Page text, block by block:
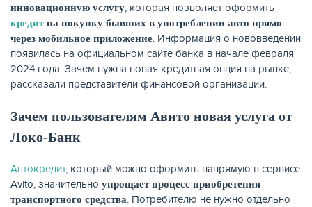
КАРТЫ
инновационную услугу , которая позволяет оформить
кредитна покупку бывших в употреблении авто прямо
через мобильное приложение . Информация о нововведении
появилась на официальном сайте банка в начале февраля
2024 года. Зачем нужна новая кредитная опция на рынке,
рассказали представители финансовой организации.
Зачем пользователям Авито новая услуга от
Локо-Банк
Автокредит, который можно оформить напрямую в сервисе
Avito, значительно упрощает процесс приобретения
транспортного средства . Потребителю не нужно отдельно